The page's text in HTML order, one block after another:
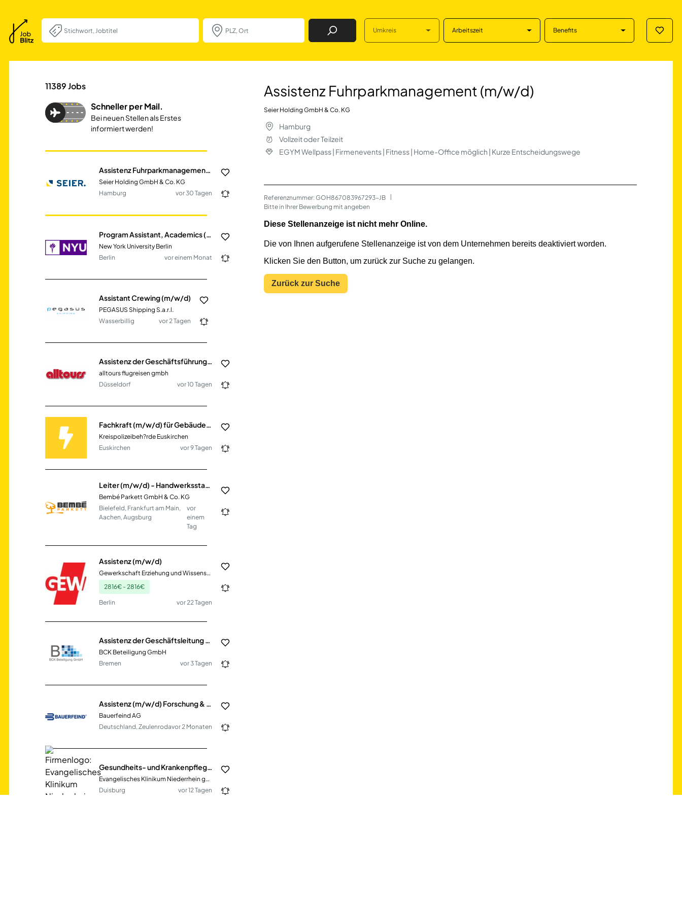
Job Finden Umkreis Arbeitszeit Benefits
Assistenz Fuhrparkmanagement (m/w/d) in
11389Jobs
Schneller per Mail.
Bei neuen Stellen als Erstes
informiert werden!
Assistenz Fuhrparkmanagement (m/w/d)
Seier Holding GmbH & Co. KG
Hamburg
vor 30 Tagen
Program Assistant, Academics (m/f/d)
New York University Berlin
Berlin
vor einem Monat
Assistant Crewing (m/w/d)
PEGASUS Shipping S.a.r.l.
Wasserbillig
vor 2 Tagen
Assistenz der Geschäftsführung (m/w/d)
alltours flugreisen gmbh
Düsseldorf
vor 10 Tagen
Kreispolizeibeh?rde Euskirchen
Euskirchen
vor 9 Tagen
Leiter (m/w/d) - Handwerksstandort Organisation und Betrieb für Parkett und Bodenbeläge
Bembé Parkett GmbH & Co. KG
Bielefeld, Frankfurt am Main,
Aachen, Augsburg
vor
einem
Tag
Assistenz (m/w/d)
Gewerkschaft Erziehung und Wissenschaft (GEW)
2816€ - 2816€
Berlin vor 22 Tagen
BCK Beteiligung GmbH
Bremen
vor 3 Tagen
Bauerfeind AG
Deutschland, Zeulenrodavor 2 Monaten
Gesundheits- und Krankenpfleger (m/w/d) Allgemeinstation - Teilzeit ab 17:00 Uhr
Evangelisches Klinikum Niederrhein gGmbH
Duisburg
vor 12 Tagen
Assistenz Fuhrparkmanagement (m/w/d)
Seier Holding GmbH & Co. KG
Hamburg
Vollzeit oder Teilzeit
EGYM Wellpass | Firmenevents | Fitness | Home-Office möglich | Kurze Entscheidungswege
Referenznummer: GOH867083967293-JB
Bitte in Ihrer Bewerbung mit angeben